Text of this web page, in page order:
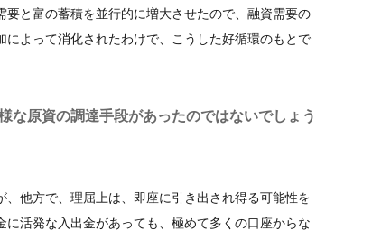
と富の蓄積を並行的に増大させたので、融資需要の
よって消化されたわけで、こうした好循環のもとで
な原資の調達手段があったのではないでしょう
他方で、理屈上は、即座に引き出され得る可能性を
活発な入出金があっても、極めて多くの口座からな